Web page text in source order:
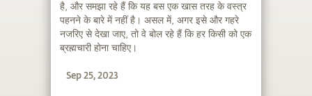
है, और समझा रहे हैं कि यह बस एक खास तरह के वस्त्र
पहनने के बारे में नहीं है। असल में, अगर इसे और गहरे
नजरिए से देखा जाए, तो वे बोल रहे हैं कि हर किसी को एक
ब्रह्मचारी होना चाहिए।
Sep 25, 2023